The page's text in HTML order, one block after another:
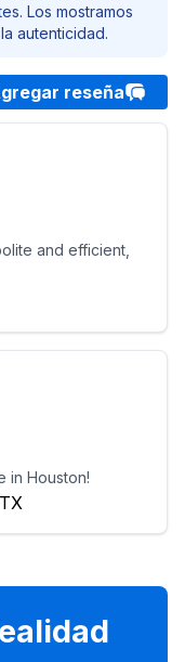
Los mostramos
autenticidad.
reseña
and efficient,
in Houston!